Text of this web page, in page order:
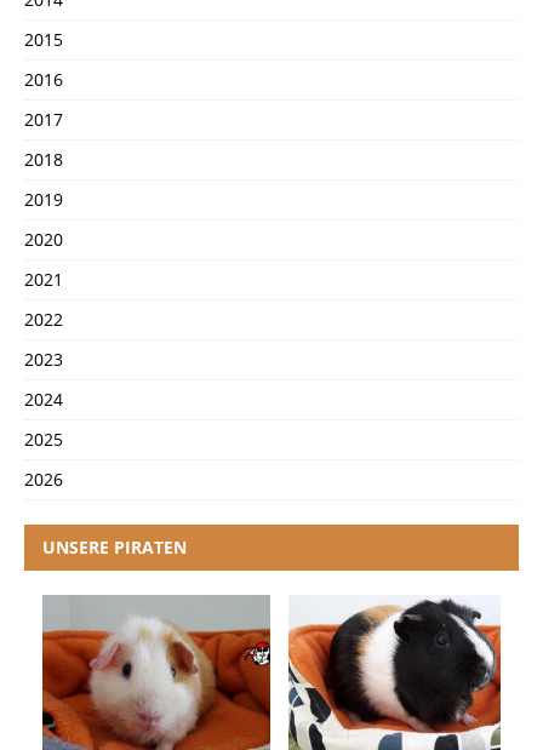
2015
2016
2017
2018
2019
2020
2021
2022
2023
2024
2025
2026
UNSERE PIRATEN